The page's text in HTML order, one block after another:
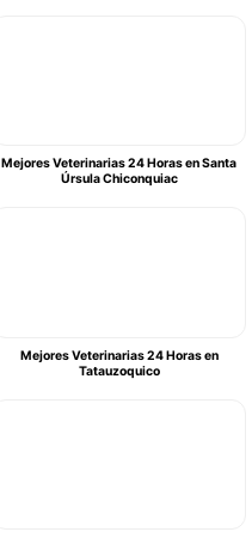
Mejores Veterinarias 24 Horas en Santa
Úrsula Chiconquiac
Mejores Veterinarias 24 Horas en
Tatauzoquico